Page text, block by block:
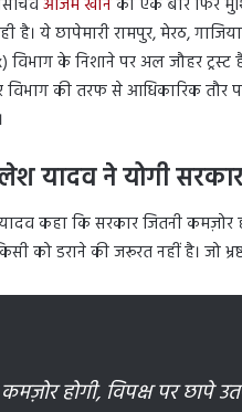
आजम खानकी एक बार फिर
है। ये छापेमारी रामपुर, मेरठ,
विभाग के निशाने पर अल जौहर
की तरफ से आधिकारिक तौर
यादव ने योगी सरकार
कहा कि सरकार जितनी कमज़ोर
को डराने की जरूरत नहीं है। जो
होगी, विपक्ष पर छापे